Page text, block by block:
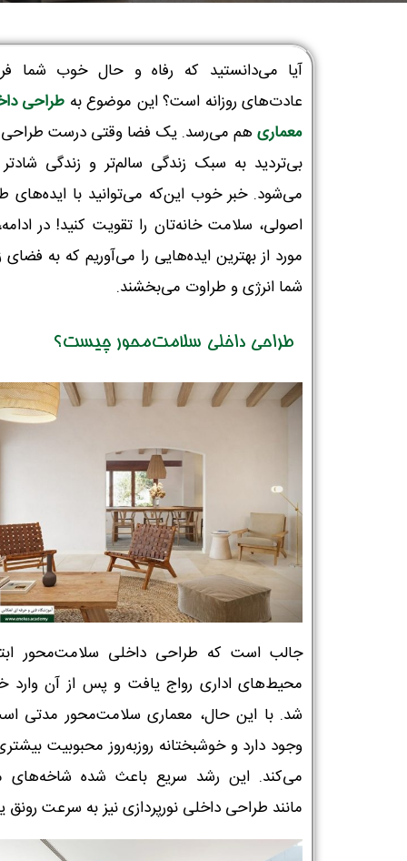
آیا می‌دانستید که رفاه و حال خوب شما
عادت‌های روزانه است؟ این موضوع به طراحی
معماریهم می‌رسد. یک فضا وقتی درست طراحی
بی‌تردید به سبک زندگی سالم‌تر و زندگی
می‌شود. خبر خوب این‌که می‌توانید با ایده‌های
اصولی، سلامت خانه‌تان را تقویت کنید! در
مورد از بهترین ایده‌هایی را می‌آوریم که به فضای
شما انرژی و طراوت می‌بخشند.
طراحی داخلی سلامت‌محور چیست؟
جالب است که طراحی داخلی سلامت‌محور
محیط‌های اداری رواج یافت و پس از آن وارد
شد. با این حال، معماری سلامت‌محور مدتی
وجود دارد و خوشبختانه روزبه‌روز محبوبیت
می‌کند. این رشد سریع باعث شده شاخه‌های
مانند طراحی داخلی نورپردازی نیز به سرعت رونق